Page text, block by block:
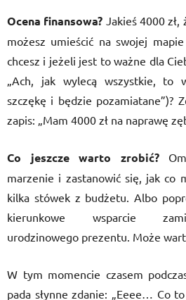
Ocena finansowa? Jakieś 4000 zł,
możesz umieścić na swojej
chcesz i jeżeli jest to ważne dla
„Ach, jak wylecą wszystkie, to
szczękę i będzie pozamiatane”)?
zapis: „Mam 4000 zł na naprawę
Co jeszcze warto zrobić?
marzenie i zastanowić się, jak co
kilka stówek z budżetu. Albo
kierunkowe wsparcie
urodzinowego prezentu. Może
W tym momencie czasem
pada słynne zdanie: „Eeee… Co